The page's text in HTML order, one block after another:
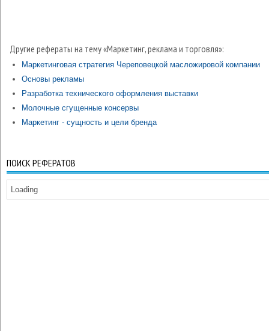
Другие рефераты на тему «Маркетинг, реклама и торговля»:
Маркетинговая стратегия Череповецкой масложировой компании
Основы рекламы
Разработка технического оформления выставки
Молочные сгущенные консервы
Маркетинг - сущность и цели бренда
ПОИСК РЕФЕРАТОВ
Loading